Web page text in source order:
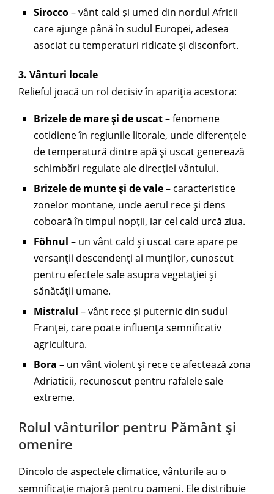
Sirocco– vânt cald și umed din nordul Africii
care ajunge până în sudul Europei, adesea
asociat cu temperaturi ridicate și disconfort.
3. Vânturi locale
Relieful joacă un rol decisiv în apariția acestora:
Brizele de mare și de uscat– fenomene
cotidiene în regiunile litorale, unde diferențele
de temperatură dintre apă și uscat generează
schimbări regulate ale direcției vântului.
Brizele de munte și de vale– caracteristice
zonelor montane, unde aerul rece și dens
coboară în timpul nopții, iar cel cald urcă ziua.
Föhnul – un vânt cald și uscat care apare pe
versanții descendenți ai munților, cunoscut
pentru efectele sale asupra vegetației și
sănătății umane.
Mistralul – vânt rece și puternic din sudul
Franței, care poate influența semnificativ
agricultura.
Bora – un vânt violent și rece ce afectează zona
Adriaticii, recunoscut pentru rafalele sale
extreme.
Rolul vânturilor pentru Pământ și
omenire
Dincolo de aspectele climatice, vânturile au o
semnificație majoră pentru oameni. Ele distribuie